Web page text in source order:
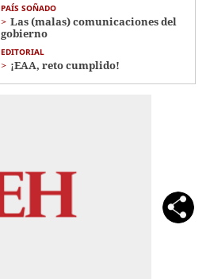
PAÍS SOÑADO
Las (malas) comunicaciones del
gobierno
EDITORIAL
¡EAA, reto cumplido!